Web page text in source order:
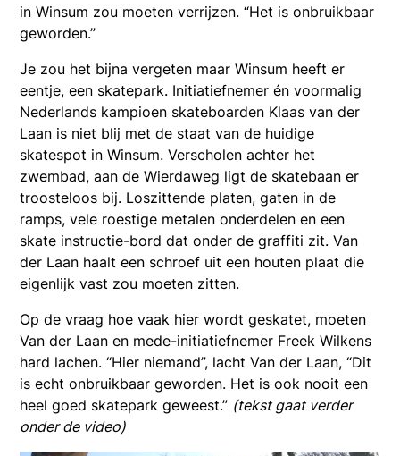
in Winsum zou moeten verrijzen. “Het is onbruikbaar
geworden.”
Je zou het bijna vergeten maar Winsum heeft er
eentje, een skatepark. Initiatiefnemer én voormalig
Nederlands kampioen skateboarden Klaas van der
Laan is niet blij met de staat van de huidige
skatespot in Winsum. Verscholen achter het
zwembad, aan de Wierdaweg ligt de skatebaan er
troosteloos bij. Loszittende platen, gaten in de
ramps, vele roestige metalen onderdelen en een
skate instructie-bord dat onder de graffiti zit. Van
der Laan haalt een schroef uit een houten plaat die
eigenlijk vast zou moeten zitten.
Op de vraag hoe vaak hier wordt geskatet, moeten
Van der Laan en mede-initiatiefnemer Freek Wilkens
hard lachen. “Hier niemand”, lacht Van der Laan, “Dit
is echt onbruikbaar geworden. Het is ook nooit een
heel goed skatepark geweest.” (tekst gaat verder
onder de video)